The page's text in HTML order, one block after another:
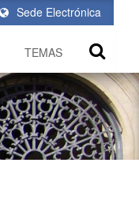
Sede Electrónica
TEMAS